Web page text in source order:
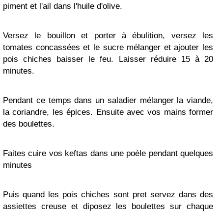
piment et l'ail dans l'huile d'olive.
Versez le bouillon et porter à ébulition, versez les
tomates concassées et le sucre mélanger et ajouter les
pois chiches baisser le feu. Laisser réduire 15 à 20
minutes.
Pendant ce temps dans un saladier mélanger la viande,
la coriandre, les épices. Ensuite avec vos mains former
des boulettes.
Faites cuire vos keftas dans une poèle pendant quelques
minutes
Puis quand les pois chiches sont pret servez dans des
assiettes creuse et diposez les boulettes sur chaque